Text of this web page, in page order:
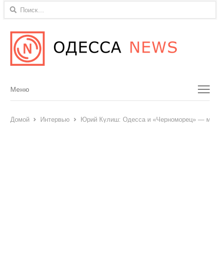
Найти:
Menu
Меню
Домой Интервью Юрий Кулиш: Одесса и «Черноморец» — моя